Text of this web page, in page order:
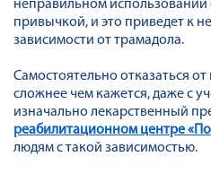
неправильном использовании
привычкой, и это приведет к
зависимости от трамадола.
Самостоятельно отказаться
сложнее чем кажется, даже с
изначально лекарственный
реабилитационном центре
людям с такой зависимостью.